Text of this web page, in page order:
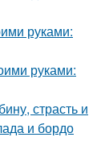
руками:
руками:
страсть и
и бордо